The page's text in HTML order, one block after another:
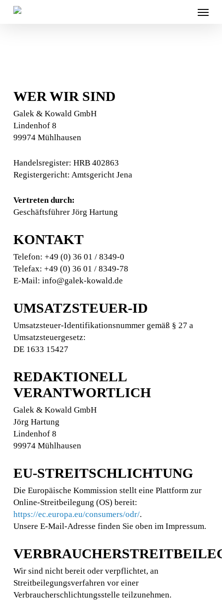
Skip
Menu
WER WIR SIND
Galek & Kowald GmbH
Lindenhof 8
99974 Mühlhausen
Handelsregister: HRB 402863
Registergericht: Amtsgericht Jena
Vertreten durch:
Geschäftsführer Jörg Hartung
KONTAKT
Telefon: +49 (0) 36 01 / 8349-0
Telefax: +49 (0) 36 01 / 8349-78
E-Mail: info@galek-kowald.de
UMSATZSTEUER-ID
Umsatzsteuer-Identifikationsnummer gemäß § 27 a
Umsatzsteuergesetz:
DE 1633 15427
REDAKTIONELL
VERANTWORTLICH
Galek & Kowald GmbH
Jörg Hartung
Lindenhof 8
99974 Mühlhausen
EU-STREITSCHLICHTUNG
Die Europäische Kommission stellt eine Plattform zur
Online-Streitbeilegung (OS) bereit:
https://ec.europa.eu/consumers/odr/.
Unsere E-Mail-Adresse finden Sie oben im Impressum.
Wir sind nicht bereit oder verpflichtet, an
Streitbeilegungsverfahren vor einer
Verbraucherschlichtungsstelle teilzunehmen.